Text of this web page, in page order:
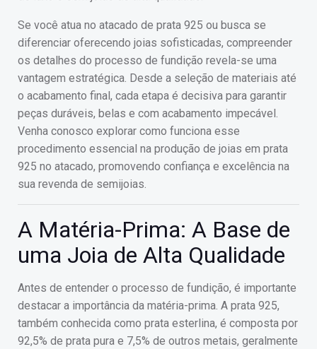
Se você atua no atacado de prata 925 ou busca se
diferenciar oferecendo joias sofisticadas, compreender
os detalhes do processo de fundição revela-se uma
vantagem estratégica. Desde a seleção de materiais até
o acabamento final, cada etapa é decisiva para garantir
peças duráveis, belas e com acabamento impecável.
Venha conosco explorar como funciona esse
procedimento essencial na produção de joias em prata
925 no atacado, promovendo confiança e excelência na
sua revenda de semijoias.
A Matéria-Prima: A Base de
uma Joia de Alta Qualidade
Antes de entender o processo de fundição, é importante
destacar a importância da matéria-prima. A prata 925,
também conhecida como prata esterlina, é composta por
92,5% de prata pura e 7,5% de outros metais, geralmente